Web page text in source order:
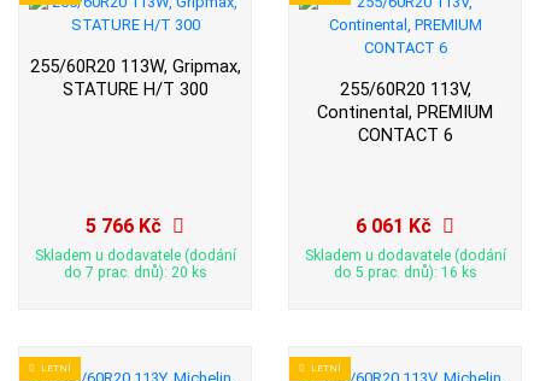
255/60R20 113W, Gripmax,
STATURE H/T 300
5 766 Kč
Skladem u dodavatele (dodání
do 7 prac. dnů): 20 ks
255/60R20 113V,
Continental, PREMIUM
CONTACT 6
6 061 Kč
Skladem u dodavatele (dodání
do 5 prac. dnů): 16 ks
LETNÍ LETNÍ